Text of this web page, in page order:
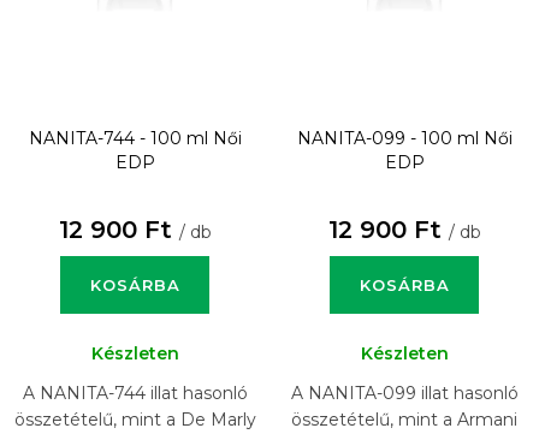
NANITA-744 - 100 ml
Női
EDP
12 900 Ft / db
KOSÁRBA
Készleten
A NANITA-744 illat hasonló
összetételű, mint a De Marly
NANITA-099 - 100 ml
Női
EDP
12 900 Ft / db
KOSÁRBA
Készleten
A NANITA-099 illat hasonló
összetételű, mint a Armani